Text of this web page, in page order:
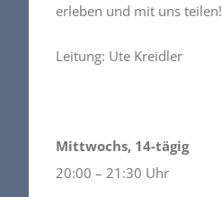
erleben und mit uns teilen!
Leitung: Ute Kreidler
Mittwochs, 14-tägig
20:00 – 21:30 Uhr